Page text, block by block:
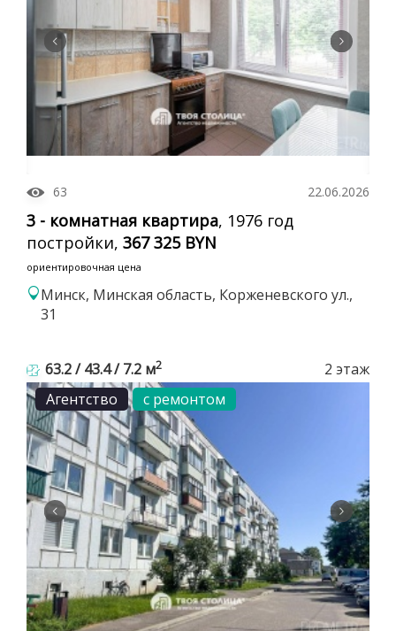
63 22.06.2026
3 - комнатная квартира, 1976 год
постройки, 367 325 BYN
ориентировочная цена
Минск, Минская область, Корженевского ул.,
31
63.2 / 43.4 / 7.2 м2
2 этаж
Агентство
с ремонтом